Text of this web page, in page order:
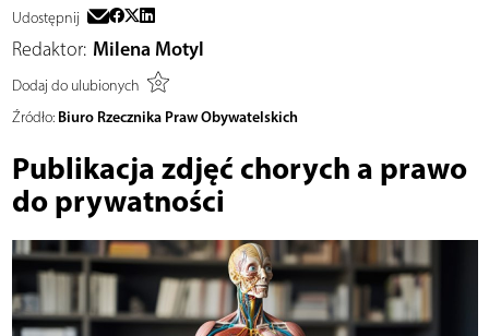
Udostępnij
Redaktor: Milena Motyl
Dodaj do ulubionych
Źródło: Biuro Rzecznika Praw Obywatelskich
Publikacja zdjęć chorych a prawo
do prywatności